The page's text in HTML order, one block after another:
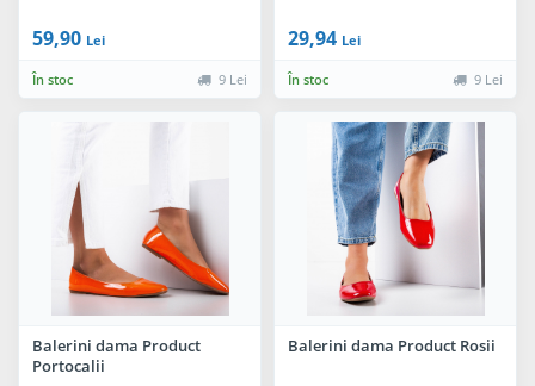
59,90 Lei
În stoc 9 Lei
29,94 Lei
În stoc 9 Lei
Balerini dama Product
Portocalii
Balerini dama Product Rosii